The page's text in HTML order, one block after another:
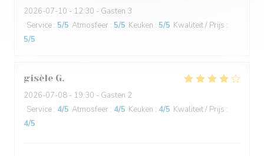
2026-07-10 - 12:30 - Gasten 3
Service : 5/5 Atmosfeer : 5/5 Keuken : 5/5 Kwaliteit / Prijs :
5/5
gisèle G
2026-07-08 - 19:30 - Gasten 2
Service : 4/5 Atmosfeer : 4/5 Keuken : 4/5 Kwaliteit / Prijs :
4/5